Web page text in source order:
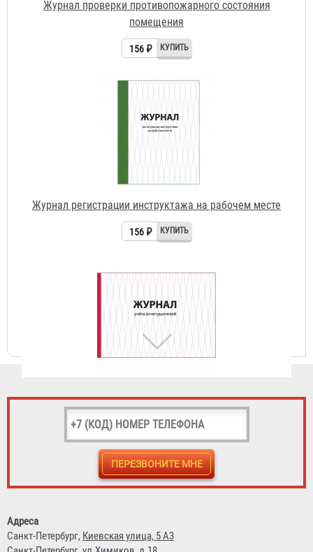
Журнал регистрации инструктажа на рабочем месте
156 ₽
Журнал учета огнетушителей
156 ₽
помещения
Адреса
Санкт-Петербург, Киевская улица, 5 А3